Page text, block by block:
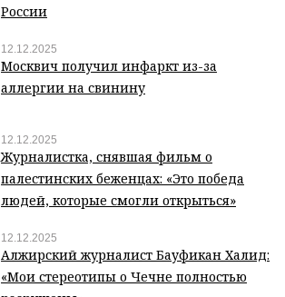
России
12.12.2025
Москвич получил инфаркт из-за
аллергии на свинину
12.12.2025
Журналистка, снявшая фильм о
палестинских беженцах: «Это победа
людей, которые смогли открыться»
12.12.2025
Алжирский журналист Бауфикан Халид:
«Мои стереотипы о Чечне полностью